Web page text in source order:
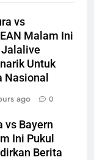
vs
Malam Ini
Jalalive
Untuk
Nasional
ago 0
vs Bayern
Ini Pukul
Berita